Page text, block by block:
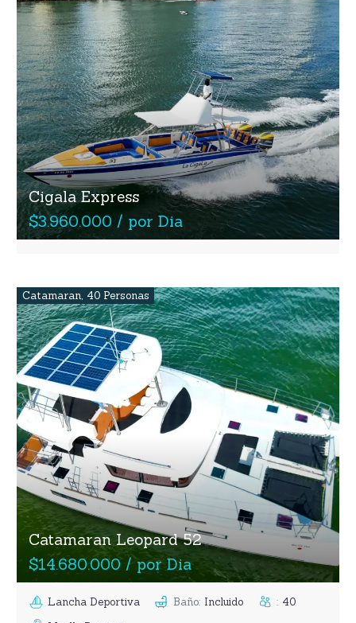
Cigala Express
$3.960.000 / por Dia
Catamaran, 40 Personas
Catamaran Leopard 52
$14.680.000 / por Dia
Lancha Deportiva Baño: Incluido : 40